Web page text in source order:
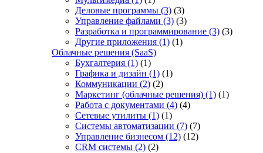
Деловые программы (3) (3)
Управление файлами (3) (3)
Разработка и программирование (3) (3)
Другие приложения (1) (1)
Облачные решения (SaaS)
Бухгалтерия (1) (1)
Графика и дизайн (1) (1)
Коммуникации (2) (2)
Маркетинг (облачные решения) (1) (1)
Работа с документами (4) (4)
Сетевые утилиты (1) (1)
Системы автоматизации (7) (7)
Управление бизнесом (12) (12)
CRM системы (2) (2)